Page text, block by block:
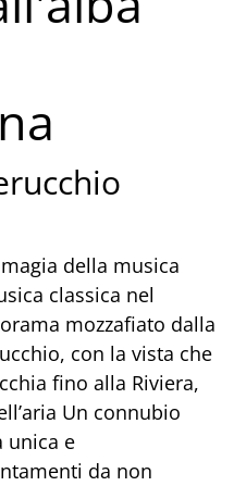
della musica
classica nel
mozzafiato dalla
con la vista che
fino alla Riviera,
Un connubio
unica e
da non